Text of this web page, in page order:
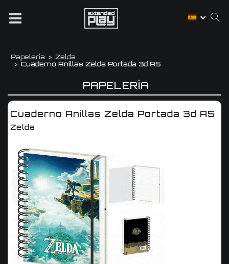
Papelería
Zelda
Cuaderno Anillas Zelda Portada 3d A5
PAPELERÍA
Cuaderno Anillas Zelda Portada 3d A5
Zelda